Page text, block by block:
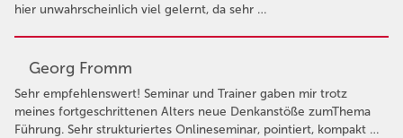
hier unwahrscheinlich viel gelernt, da sehr …
Georg Fromm
Sehr empfehlenswert! Seminar und Trainer gaben mir trotz
meines fortgeschrittenen Alters neue Denkanstöße zumThema
Führung. Sehr strukturiertes Onlineseminar, pointiert, kompakt …